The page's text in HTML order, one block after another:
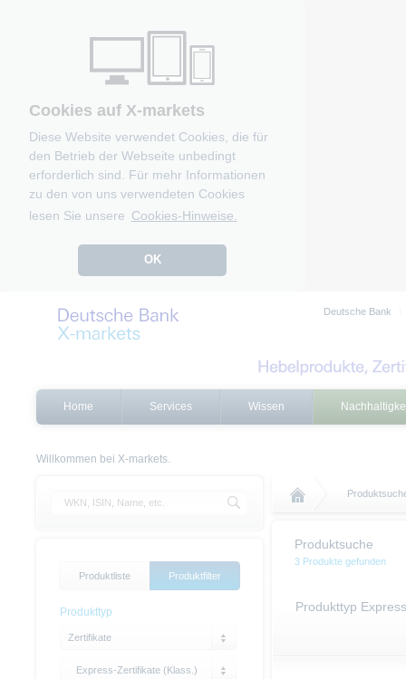
Cookies auf X-markets
Diese Website verwendet Cookies, die für
den Betrieb der Webseite unbedingt
erforderlich sind. Für mehr Informationen
zu den von uns verwendeten Cookies
lesen Sie unsere Cookies-Hinweise.
OK
Deutsche Bank
Home Services Wissen
Willkommen bei X-markets.
Produktsuche
3 Produkte gefunden
Produkttyp
Produktliste Produktfilter
Produkttyp
Zertifikate
Express-Zertifikate (Klass.)